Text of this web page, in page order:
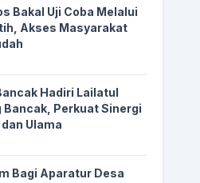
Bakal Uji Coba Melalui
Akses Masyarakat
Hadiri Lailatul
Bancak, Perkuat Sinergi
Ulama
Bagi Aparatur Desa
ada menu DESA